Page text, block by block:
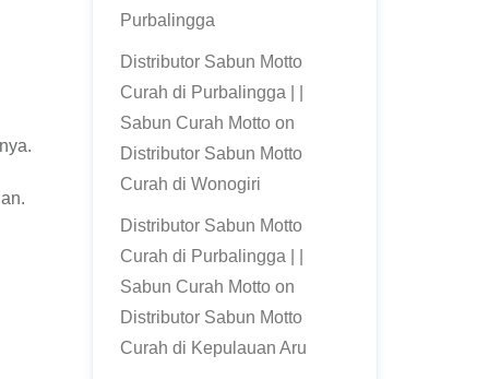
Purbalingga
Distributor Sabun Motto
Curah di Purbalingga | |
Sabun Curah Mottoon
Distributor Sabun Motto
Curah di Wonogiri
Distributor Sabun Motto
Curah di Purbalingga | |
Sabun Curah Mottoon
Distributor Sabun Motto
Curah di Kepulauan Aru